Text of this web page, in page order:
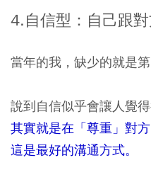
4.自信型：自己跟
當年的我，缺少的就是第
說到自信似乎會讓人覺
其實就是在「尊重」對
這是最好的溝通方式。